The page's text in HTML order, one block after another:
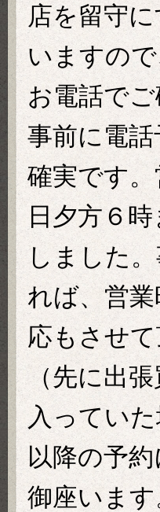
店を留守
いますの
お電話でご
事前に電
確実です
日夕方６
しました
れば、営
応もさせて
（先に出
入ってい
以降の予
御座います